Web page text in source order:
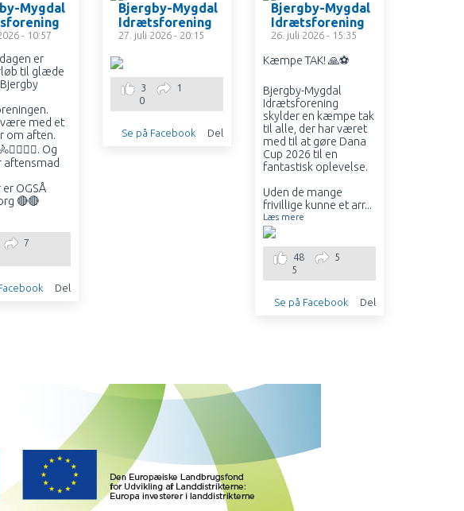
Mygdal
- 10:57
er
til glæde
med et
om aften.
Og
aftensmad
er OGSÅ
🔴🔴
7
Del
Bjergby-Mygdal
Idrætsforening
27. juli 2026 - 20:15
3
1
0
Se på Facebook Del
Bjergby-Mygdal
Idrætsforening
26. juli 2026 - 15:35
Kæmpe TAK! 🙏⚽
Bjergby-Mygdal
Idrætsforening
skylder en kæmpe tak
til alle, der har været
med til at gøre Dana
Cup 2026 til en
fantastisk oplevelse.
Uden de mange
frivillige kunne et arr...
Læs mere
48
5
5
Se på Facebook Del